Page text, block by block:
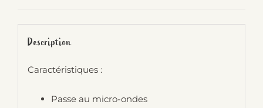
Description
Caractéristiques :
Passe au micro-ondes